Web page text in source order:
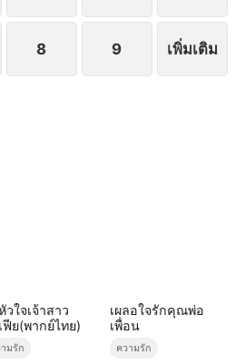
8 9 เพิ่มเติม
วใจเจ้าสาว
ฟีย(พากย์ไทย)
มรัก
เผลอใจรักคุณพ่อ
เพื่อน
ความรัก